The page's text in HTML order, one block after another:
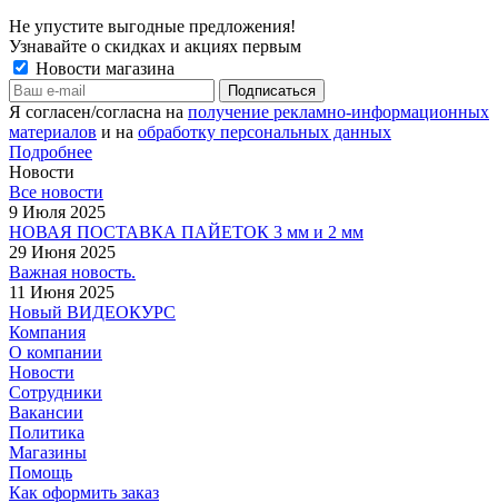
Не упустите выгодные предложения!
Узнавайте о скидках и акциях первым
Новости магазина
Я согласен/согласна на получение рекламно-информационных
материалов и на обработку персональных данных
Подробнее
Новости
Все новости
9 Июля 2025
НОВАЯ ПОСТАВКА ПАЙЕТОК 3 мм и 2 мм
29 Июня 2025
Важная новость.
11 Июня 2025
Новый ВИДЕОКУРС
Компания
О компании
Новости
Сотрудники
Вакансии
Политика
Магазины
Помощь
Как оформить заказ